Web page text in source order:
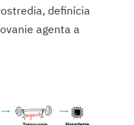
definícia
agenta a